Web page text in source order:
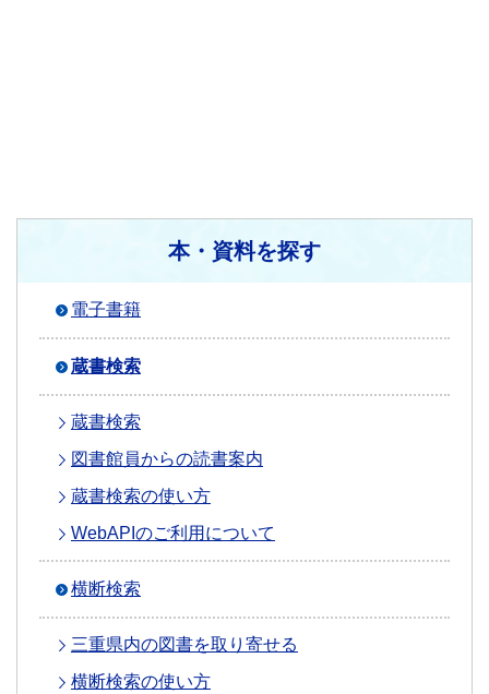
本・資料を探す
電子書籍
蔵書検索
蔵書検索
図書館員からの読書案内
蔵書検索の使い方
WebAPIのご利用について
横断検索
三重県内の図書を取り寄せる
横断検索の使い方